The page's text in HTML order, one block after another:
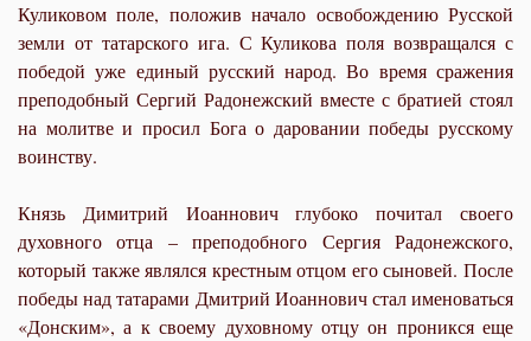
Куликовом поле, положив начало освобождению Русской
земли от татарского ига. С Куликова поля возвращался с
победой уже единый русский народ. Во время сражения
преподобный Сергий Радонежский вместе с братией стоял
на молитве и просил Бога о даровании победы русскому
воинству.
Князь Димитрий Иоаннович глубоко почитал своего
духовного отца – преподобного Сергия Радонежского,
который также являлся крестным отцом его сыновей. После
победы над татарами Дмитрий Иоаннович стал именоваться
«Донским», а к своему духовному отцу он проникся еще